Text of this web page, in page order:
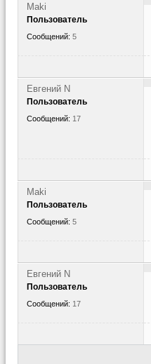
Maki
Пользователь
Сообщений: 5
Евгений N
Пользователь
Сообщений: 17
Maki
Пользователь
Сообщений: 5
Евгений N
Пользователь
Сообщений: 17